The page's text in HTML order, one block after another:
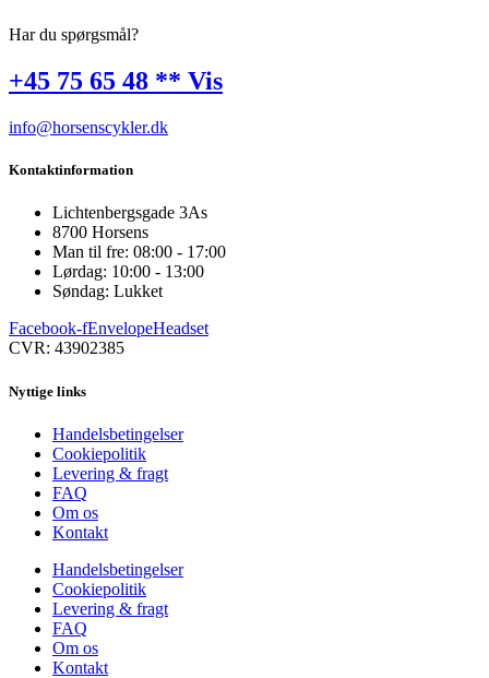
Har du spørgsmål?
+45 75 65 48 ** Vis
info@horsenscykler.dk
Kontaktinformation
Lichtenbergsgade 3As
8700 Horsens
Man til fre: 08:00 - 17:00
Lørdag: 10:00 - 13:00
Søndag: Lukket
Facebook-fEnvelopeHeadset
CVR: 43902385
Nyttige links
Handelsbetingelser
Cookiepolitik
Levering & fragt
FAQ
Om os
Kontakt
Handelsbetingelser
Cookiepolitik
Levering & fragt
FAQ
Om os
Kontakt